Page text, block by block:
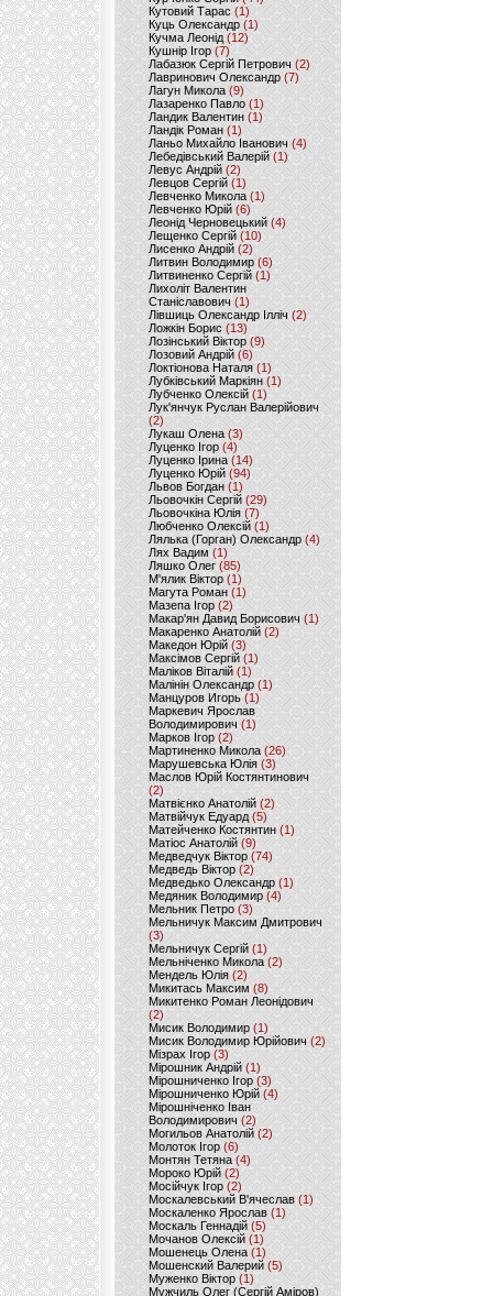
Кутовий Тарас (1)
Куць Олександр (1)
Кучма Леонід (12)
Кушнір Ігор(7)
Лабазюк Сергій Петрович (2)
Лавринович Олександр(7)
Лагун Микола(9)
Лазаренко Павло (1)
Ландик Валентин (1)
Ландік Роман (1)
Ланьо Михайло Іванович(4)
Лебедівський Валерій(1)
Левус Андрій(2)
Левцов Сергій (1)
Левченко Микола (1)
Левченко Юрій (6)
Леонід Черновецький (4)
Лещенко Сергій (10)
Лисенко Андрій (2)
Литвин Володимир (6)
Литвиненко Сергій (1)
Лихоліт Валентин
Станіславович (1)
Лівшиць Олександр Ілліч (2)
Ложкін Борис(13)
Лозінський Віктор(9)
Лозовий Андрій (6)
Локтіонова Наталя (1)
Лубківський Маркіян(1)
Лубченко Олексій (1)
Лук'янчук Руслан Валерійович
(2)
Лукаш Олена (3)
Луценко Ігор (4)
Луценко Ірина (14)
Луценко Юрій (94)
Львов Богдан (1)
Льовочкін Сергій (29)
Льовочкіна Юлія(7)
Любченко Олексій(1)
Лялька (Горган) Олександр(4)
Лях Вадим (1)
Ляшко Олег (85)
М'ялик Віктор(1)
Магута Роман(1)
Мазепа Ігор (2)
Макар'ян Давид Борисович(1)
Макаренко Анатолій (2)
Македон Юрій(3)
Максімов Сергій (1)
Маліков Віталій (1)
Малінін Олександр (1)
Манцуров Игорь (1)
Маркевич Ярослав
Володимирович (1)
Марков Ігор (2)
Мартиненко Микола (26)
Марушевська Юлія (3)
Маслов Юрій Костянтинович
(2)
Матвієнко Анатолій (2)
Матвійчук Едуард(5)
Матейченко Костянтин (1)
Матіос Анатолій (9)
Медведчук Віктор(74)
Медведь Віктор (2)
Медведько Олександр (1)
Медяник Володимир(4)
Мельник Петро (3)
Мельничук Максим Дмитрович
(3)
Мельничук Сергій (1)
Мельніченко Микола (2)
Мендель Юлія (2)
Микитась Максим (8)
Микитенко Роман Леонідович
(2)
Мисик Володимир (1)
Мисик Володимир Юрійович(2)
Мізрах Ігор(3)
Мірошник Андрій(1)
Мірошниченко Ігор (3)
Мірошниченко Юрій(4)
Мірошніченко Іван
Володимирович (2)
Могильов Анатолій (2)
Молоток Ігор (6)
Монтян Тетяна (4)
Мороко Юрій(2)
Мосійчук Ігор (2)
Москалевський В'ячеслав (1)
Москаленко Ярослав (1)
Москаль Геннадій (5)
Мочанов Олексій(1)
Мошенець Олена(1)
Мошенский Валерий (5)
Муженко Віктор (1)
Мужчиль Олег (Сергій Аміров)